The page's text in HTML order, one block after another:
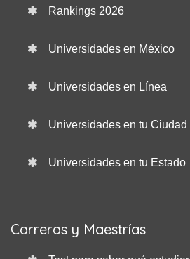
Rankings 2026
Universidades en México
Universidades en Línea
Universidades en tu Ciudad
Universidades en tu Estado
Carreras y Maestrías